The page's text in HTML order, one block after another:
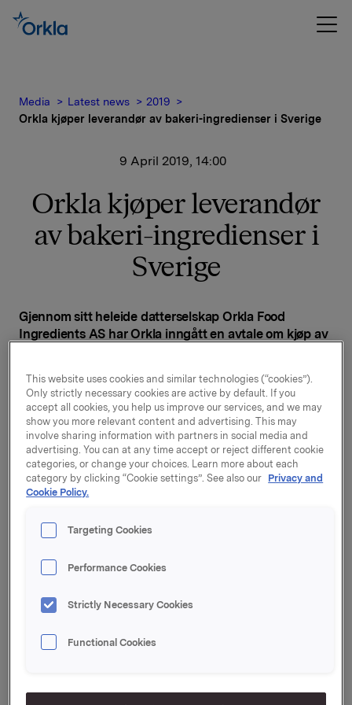
Media Latest news
2019
Orkla kjøper leverandør av bakeri-ingredienser i Sverige
9 April 2019, 14:00
Orkla kjøper leverandør
av bakeri-ingredienser i
Sverige
Gjennom sitt heleide datterselskap Orkla Food
Ingredients AS har Orkla inngått en avtale om kjøp av
svenske markedet.
Virksomheten har primært salg i Sverige, samt eksport
til Finland, Baltikum og Norge. Selskapet selger
hovedsakelig til bakeriindustrien. Etter gjennomføring
av transaksjonen vil selskapet endre navn til Credin
Sverige AB og inngå i Credin Group.
- Kjøpet av Zeelandia Sweden AB er strategisk riktig
for å styrke Orklas posisjon og produksjonsfasiliteter i
er velkjente for Orkla Food Ingredients.
Credin Group, sier konserndirektør og leder for Orkla
Zeelandia Sweden AB eies i dag av det nederlandske
This website uses cookies and similar technologies (“cookies”).
Only strictly necessary cookies are active by default. If you
accept all cookies, you help us improve our services, and we may
show you more relevant content and advertising. This may
involve sharing information with partners in social media and
advertising. You can at any time accept or reject different cookie
categories, or change your choices. Learn more about each
category by clicking “Cookie settings”. See also our Privacy and
Cookie Policy.
Targeting Cookies
Performance Cookies
Strictly Necessary Cookies
Functional Cookies